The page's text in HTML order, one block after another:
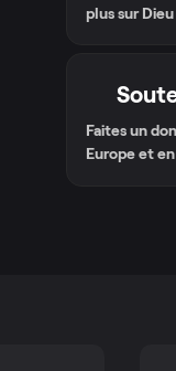
plus sur
Faites un
Europe et